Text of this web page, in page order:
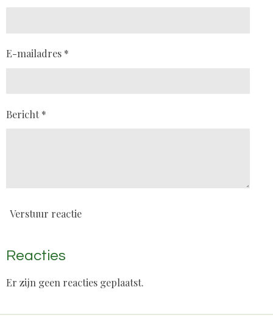
E-mailadres *
Bericht *
Verstuur reactie
Reacties
Er zijn geen reacties geplaatst.